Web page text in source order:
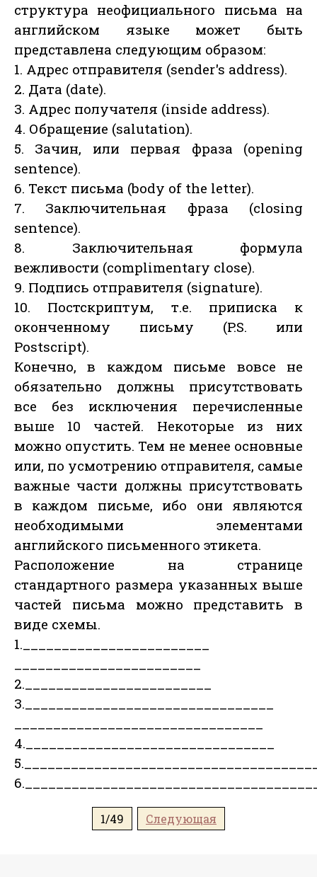
структура неофициального письма на
английском языке может быть
представлена следующим образом:
1. Адрес отправителя (sender's address).
2. Дата (date).
3. Адрес получателя (inside address).
4. Обращение (salutation).
5. Зачин, или первая фраза (opening
sentence).
6. Текст письма (body of the letter).
7. Заключительная фраза (closing
sentence).
8. Заключительная формула
вежливости (complimentary close).
9. Подпись отправителя (signature).
10. Постскриптум, т.е. приписка к
оконченному письму (P.S. или
Postscript).
Конечно, в каждом письме вовсе не
обязательно должны присутствовать
все без исключения перечисленные
выше 10 частей. Некоторые из них
можно опустить. Тем не менее основные
или, по усмотрению отправителя, самые
важные части должны присутствовать
в каждом письме, ибо они являются
необходимыми элементами
английского письменного этикета.
Расположение на странице
стандартного размера указанных выше
частей письма можно представить в
виде схемы.
1.________________________
________________________
2.________________________
3.________________________________
________________________________
4.________________________________
1/49 Следующая